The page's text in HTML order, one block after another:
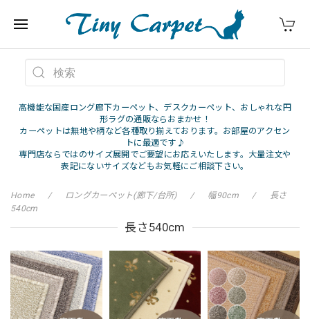
高機能な国産ロング廊下カーペット、デスクカーペット、おしゃれな円
形ラグの通販ならおまかせ！
カーペットは無地や柄など各種取り揃えております。お部屋のアクセン
トに最適です♪
専門店ならではのサイズ展開でご要望にお応えいたします。大量注文や
表記にないサイズなどもお気軽にご相談下さい。
Home ロングカーペット(廊下/台所) 幅90cm
長さ
540cm
長さ540cm